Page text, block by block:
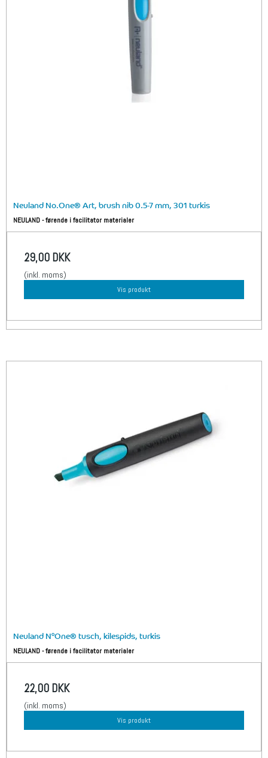
Neuland No.One® Art, brush nib 0.5-7 mm, 301 turkis
NEULAND - førende i facilitator materialer
29,00 DKK
(inkl. moms)
Vis produkt
Neuland N°One® tusch, kilespids, turkis
NEULAND - førende i facilitator materialer
22,00 DKK
(inkl. moms)
Vis produkt